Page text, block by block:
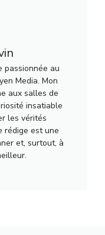
passionnée au
Media. Mon
aux salles de
insatiable
les vérités
rédige est une
et, surtout, à